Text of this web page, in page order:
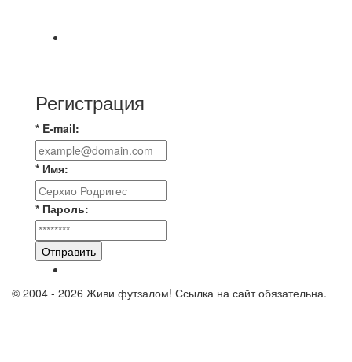
Регистрация
* E-mail:
* Имя:
* Пароль:
Отправить
© 2004 - 2026 Живи футзалом! Ссылка на сайт обязательна.